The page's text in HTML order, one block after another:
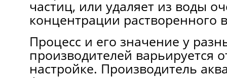
частиц, или удаляет из воды
концентрации растворенного
Процесс и его значение у
производителей варьируется
настройке. Производитель